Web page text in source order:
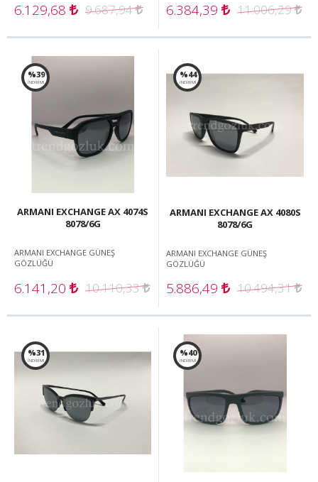
6.129,68 9.687,94 6.384,39 11.006,29
%39
İNDİRİM!
ARMANI EXCHANGE AX 4074S
8078/6G
ARMANI EXCHANGE GÜNEŞ
GÖZLÜĞÜ
6.141,20 10.110,33
%44
İNDİRİM!
ARMANI EXCHANGE AX 4080S
8078/6G
ARMANI EXCHANGE GÜNEŞ
GÖZLÜĞÜ
5.886,49 10.494,31
%31
İNDİRİM!
%40
İNDİRİM!